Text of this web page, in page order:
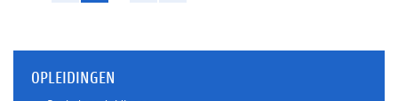
OPLEIDINGEN